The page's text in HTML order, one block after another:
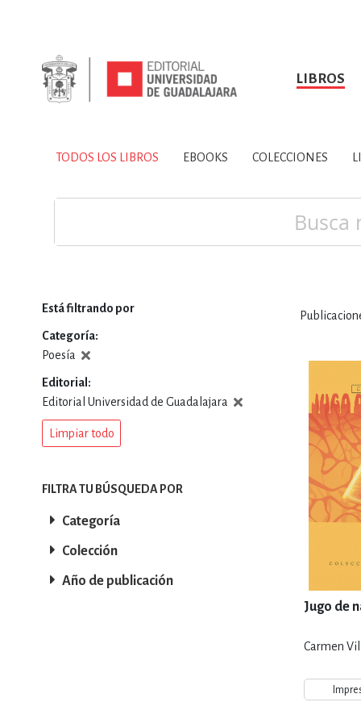
LIBROS
TODOS LOS LIBROS
SOBRE NOSOTROS HISTORIA
CIENCIAS DE LA
DEPORTES Y
ESTILOS DE
INFANTILES,
TODOS LOS LIBROS EBOOKS COLECCIONES
Jugo de
Carmen
Está filtrando por
Categoría
Poesía
Editorial
Editorial Universidad de Guadalajara
Limpiar todo
FILTRA TU BÚSQUEDA POR
Categoría
Colección
Año de publicación